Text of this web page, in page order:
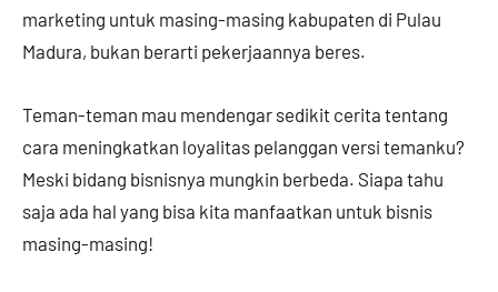
marketing untuk masing-masing kabupaten di Pulau
Madura, bukan berarti pekerjaannya beres.
Teman-teman mau mendengar sedikit cerita tentang
cara meningkatkan loyalitas pelanggan versi temanku?
Meski bidang bisnisnya mungkin berbeda. Siapa tahu
saja ada hal yang bisa kita manfaatkan untuk bisnis
masing-masing!